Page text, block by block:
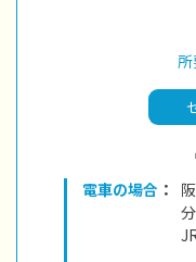
電車の場合 ：
分